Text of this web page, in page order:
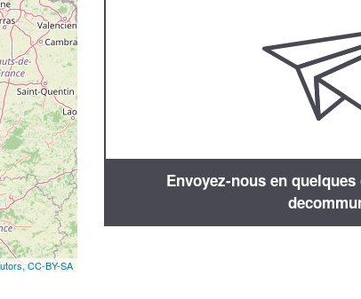
CC-BY-SA
Envoyez-nous en